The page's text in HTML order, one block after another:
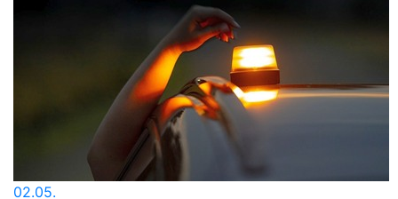
02.05.